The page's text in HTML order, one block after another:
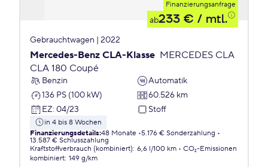
Finanzierungsanfrage
ab233 € / mtl.
Gebrauchtwagen | 2022
Mercedes-Benz CLA-Klasse MERCEDES CLA
CLA 180 Coupé
Benzin
Automatik
136 PS (100 kW)
60.526 km
EZ: 04/23 Stoff
in 4 bis 8 Wochen
Finanzierungsdetails:48 Monate 5.176 € Sonderzahlung
13.587 € Schlusszahlung
Kraftstoffverbrauch (kombiniert): 6,6 l/100 km
CO₂-Emissionen
kombiniert: 149 g/km